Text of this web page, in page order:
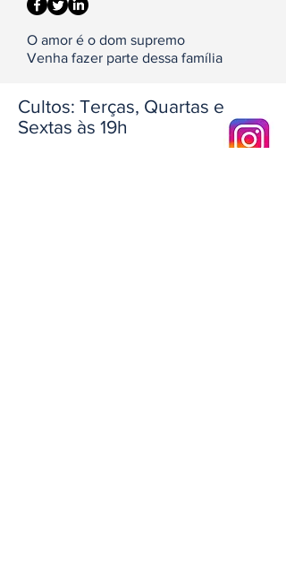
O amor é o dom supremo
Venha fazer parte dessa família
Cultos: Terças, Quartas e
Sextas às 19h